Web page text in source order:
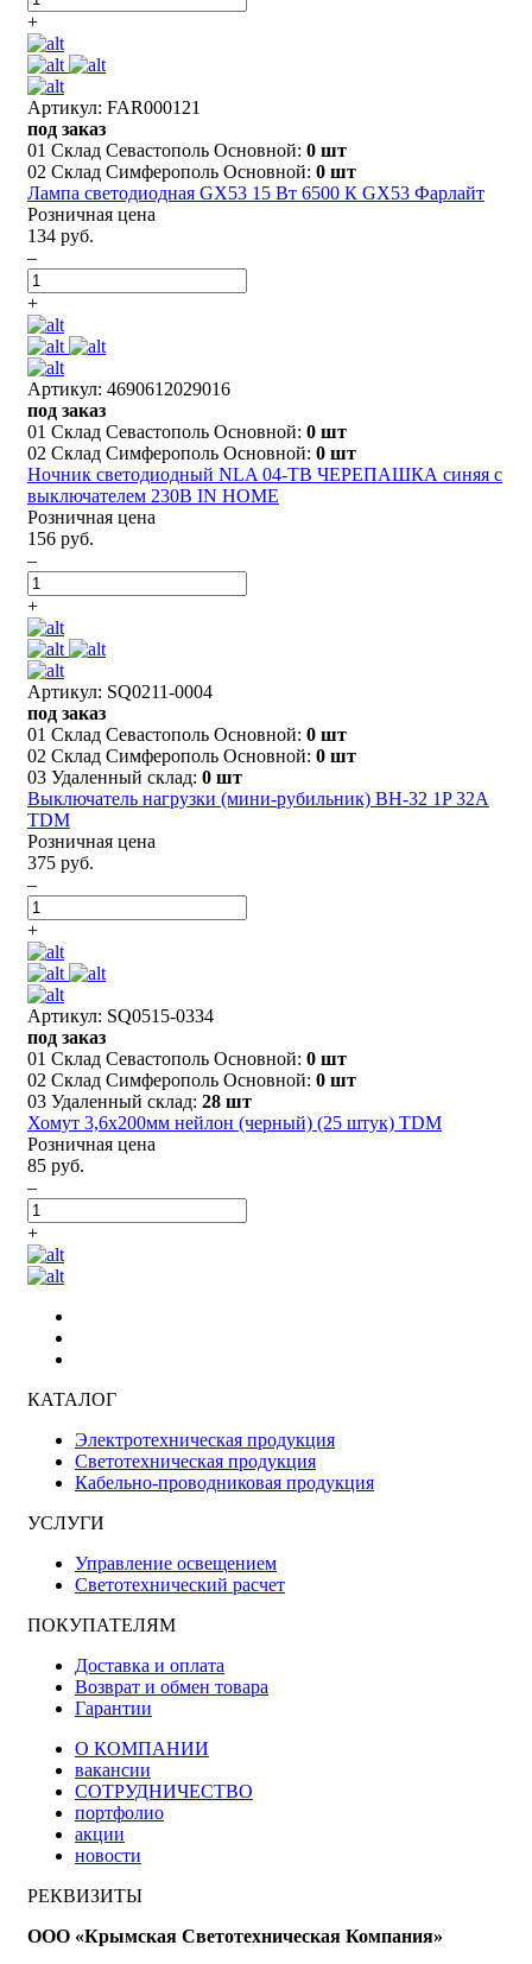
+
Артикул: FAR000121
под заказ
01 Склад Севастополь Основной: 0 шт
02 Склад Симферополь Основной: 0 шт
Лампа светодиодная GX53 15 Вт 6500 К GX53 Фарлайт
Розничная цена
134 руб.
–
+
Артикул: 4690612029016
под заказ
01 Склад Севастополь Основной: 0 шт
02 Склад Симферополь Основной: 0 шт
Ночник светодиодный NLA 04-TB ЧЕРЕПАШКА синяя с
выключателем 230В IN HOME
Розничная цена
156 руб.
–
+
Артикул: SQ0211-0004
под заказ
01 Склад Севастополь Основной: 0 шт
02 Склад Симферополь Основной: 0 шт
03 Удаленный склад: 0 шт
Выключатель нагрузки (мини-рубильник) ВН-32 1P 32A
TDM
Розничная цена
375 руб.
–
+
Артикул: SQ0515-0334
под заказ
01 Склад Севастополь Основной: 0 шт
02 Склад Симферополь Основной: 0 шт
03 Удаленный склад: 28 шт
Хомут 3,6х200мм нейлон (черный) (25 штук) TDM
Розничная цена
85 руб.
–
+
КАТАЛОГ
Электротехническая продукция
Светотехническая продукция
Кабельно-проводниковая продукция
УСЛУГИ
Управление освещением
Светотехнический расчет
ПОКУПАТЕЛЯМ
Доставка и оплата
Возврат и обмен товара
Гарантии
О КОМПАНИИ
вакансии
СОТРУДНИЧЕСТВО
портфолио
акции
новости
РЕКВИЗИТЫ
ООО «Крымская Светотехническая Компания»